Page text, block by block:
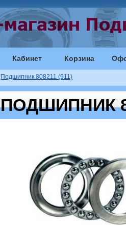
Кабинет Корзина
Подшипник 808211 (911)
ПОДШИПНИК